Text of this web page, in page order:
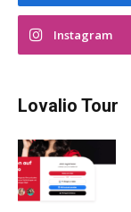
Instagram
Lovalio Tour